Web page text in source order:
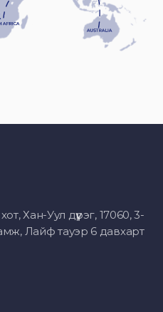
Хан-Уул дүүрэг, 17060, 3-
Лайф тауэр 6 давхарт